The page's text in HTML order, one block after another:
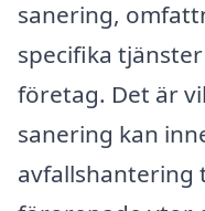
sanering,
specifika
företag. Det är
sanering kan
avfallshantering